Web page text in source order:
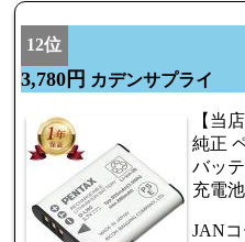
12位
3,780円 カデンサプライ
【当
純正
バッ
充電
JANコ